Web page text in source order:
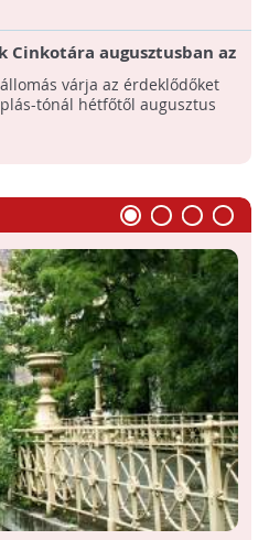
augusztusban az
állomásravárja az érdeklődőket
tónál hétfőtől augusztus